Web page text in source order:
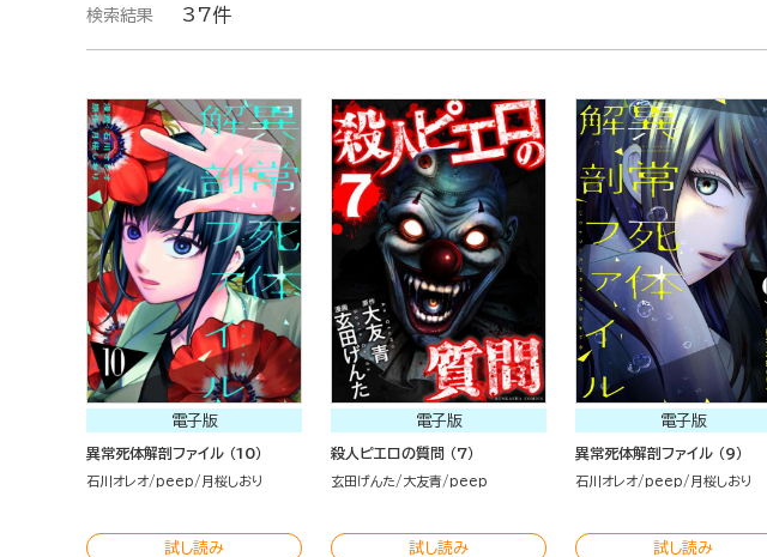
検索結果 37件
電子版
異常死体解剖ファイル （10）
石川オレオ peep 月桜しおり
試し読み
電子版
殺人ピエロの質問 （7）
玄田げんた 大友青 peep
試し読み
電子版
異常死体解剖ファイル （9）
石川オレオ peep 月桜しおり
試し読み